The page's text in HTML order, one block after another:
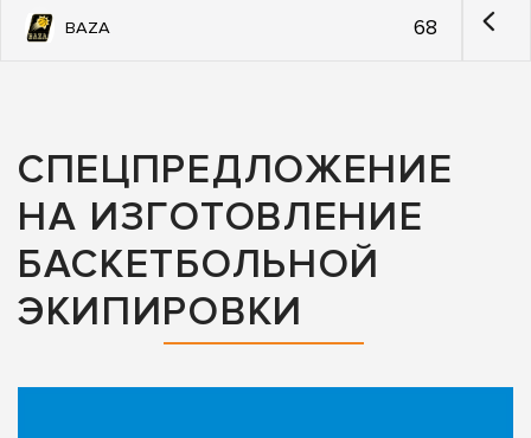
BAZA 68
СПЕЦПРЕДЛОЖЕНИЕ
НА ИЗГОТОВЛЕНИЕ
БАСКЕТБОЛЬНОЙ
ЭКИПИРОВКИ